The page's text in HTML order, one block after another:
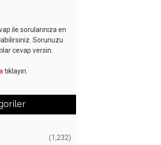
ile sorularınıza en
Sorunuzu
cevap versin.
tıklayın.
(1,232)